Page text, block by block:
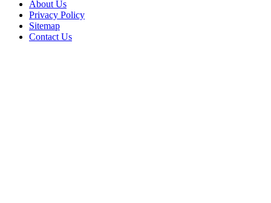
About Us
Privacy Policy
Sitemap
Contact Us